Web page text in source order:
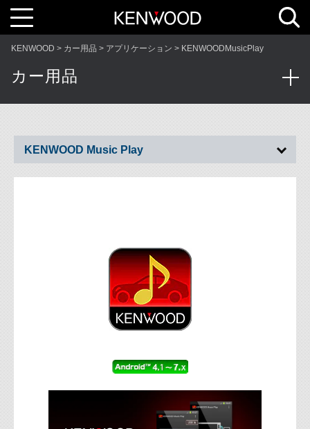
T
o
g
g
l
e
v
i
a
n
KENWOOD カー用品 アプリケーション KENWOODMusicPlay
カー用品
KENWOOD Music Play